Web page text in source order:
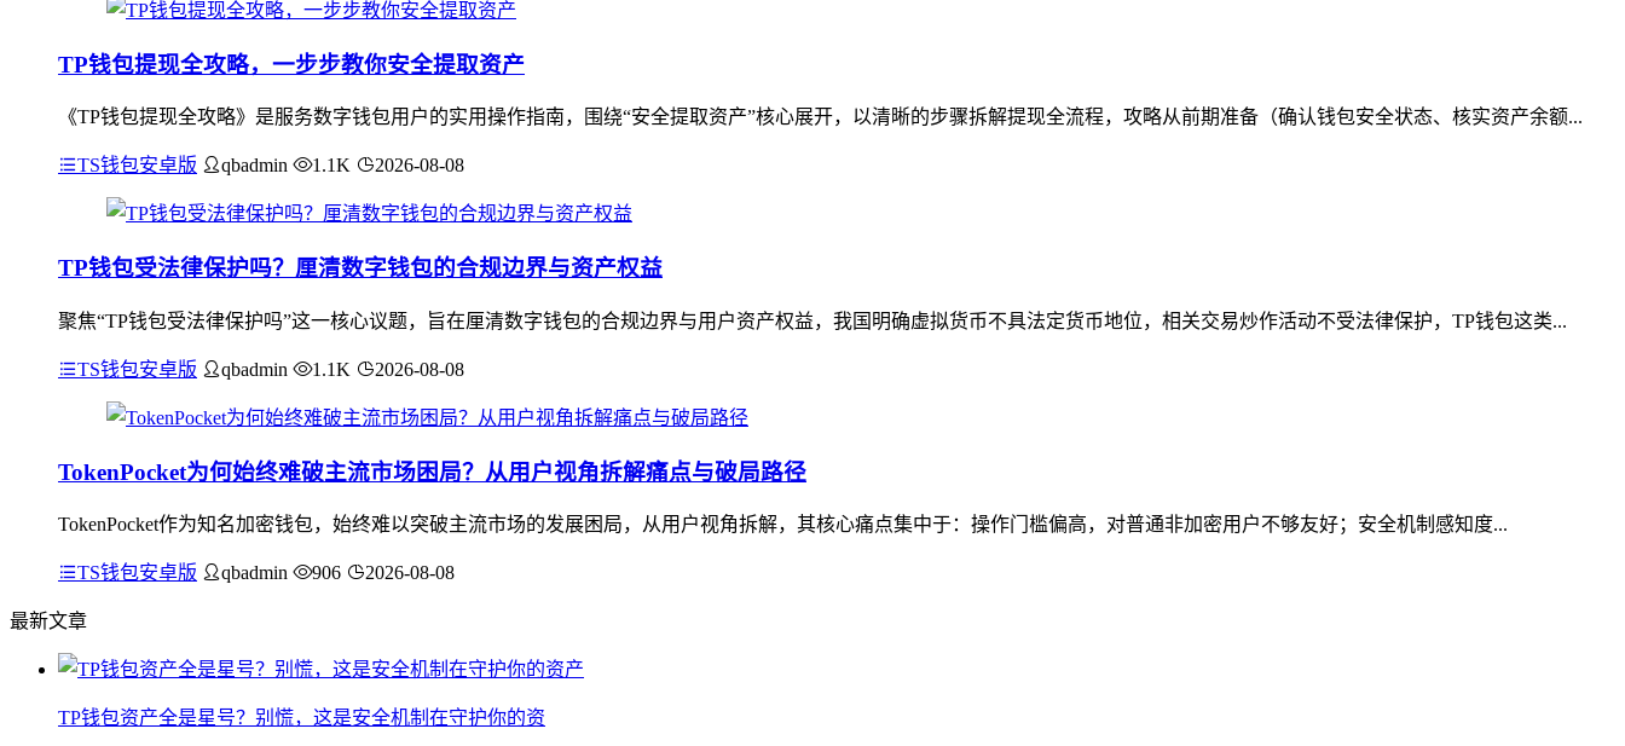
TP钱包提现全攻略，一步步教你安全提取资产
《TP钱包提现全攻略》是服务数字钱包用户的实用操作指南，围绕“安全提取资产”核心展开，以清晰的步骤拆解提现全流程，攻略从前期准备（确认钱包安全状态、核实资产余额...
TS钱包安卓版 qbadmin 1.1K 2026-08-08
TP钱包受法律保护吗？厘清数字钱包的合规边界与资产权益
聚焦“TP钱包受法律保护吗”这一核心议题，旨在厘清数字钱包的合规边界与用户资产权益，我国明确虚拟货币不具法定货币地位，相关交易炒作活动不受法律保护，TP钱包这类...
TS钱包安卓版 qbadmin 1.1K 2026-08-08
TokenPocket为何始终难破主流市场困局？从用户视角拆解痛点与破局路径
TokenPocket作为知名加密钱包，始终难以突破主流市场的发展困局，从用户视角拆解，其核心痛点集中于：操作门槛偏高，对普通非加密用户不够友好；安全机制感知度...
TS钱包安卓版 qbadmin 906 2026-08-08
最新文章
TP钱包资产全是星号？别慌，这是安全机制在守护你的资